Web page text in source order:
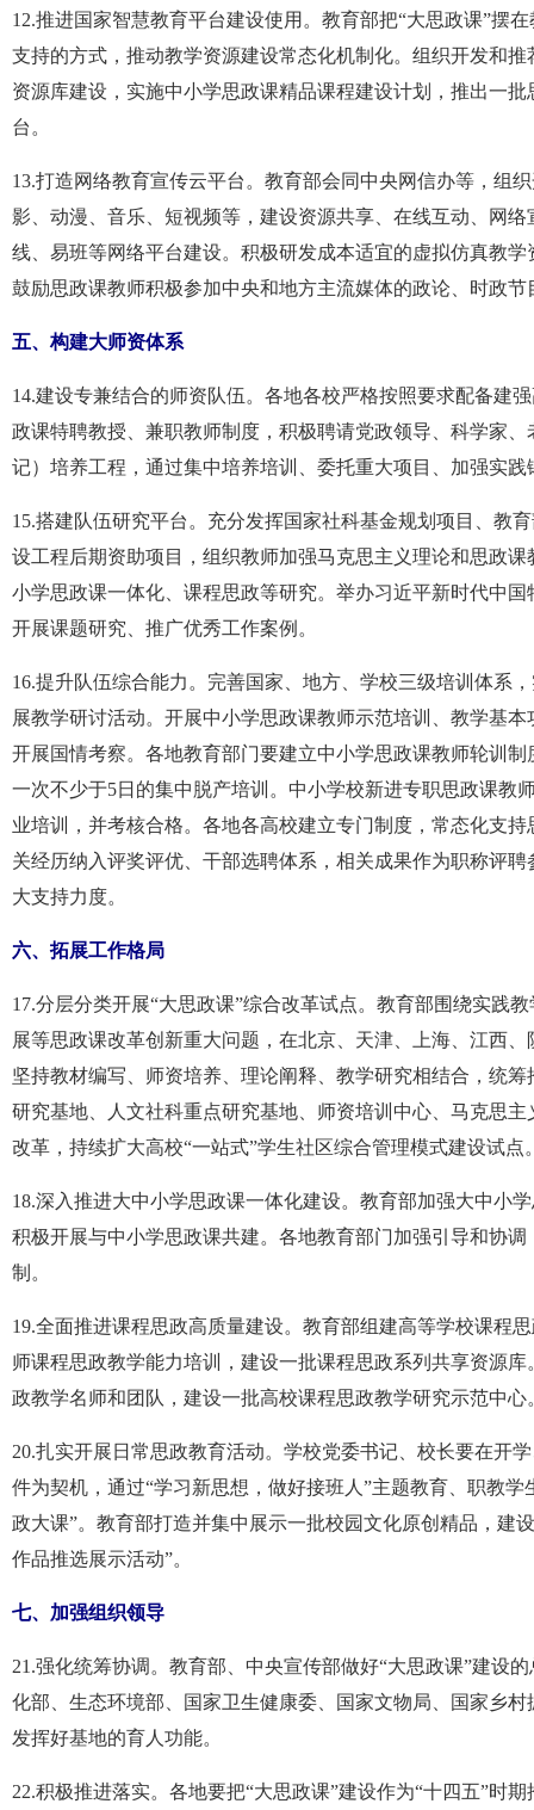
12.推进国家智慧教育平台建设使用。教育部把“大思政课”摆
支持的方式，推动教学资源建设常态化机制化。组织开发和
资源库建设，实施中小学思政课精品课程建设计划，推出一
台。
13.打造网络教育宣传云平台。教育部会同中央网信办等，组
影、动漫、音乐、短视频等，建设资源共享、在线互动、网
线、易班等网络平台建设。积极研发成本适宜的虚拟仿真教
鼓励思政课教师积极参加中央和地方主流媒体的政论、时政
五、构建大师资体系
14.建设专兼结合的师资队伍。各地各校严格按照要求配备建
政课特聘教授、兼职教师制度，积极聘请党政领导、科学家
记）培养工程，通过集中培养培训、委托重大项目、加强实
15.搭建队伍研究平台。充分发挥国家社科基金规划项目、教
设工程后期资助项目，组织教师加强马克思主义理论和思政
小学思政课一体化、课程思政等研究。举办习近平新时代中
开展课题研究、推广优秀工作案例。
16.提升队伍综合能力。完善国家、地方、学校三级培训体系
展教学研讨活动。开展中小学思政课教师示范培训、教学基
开展国情考察。各地教育部门要建立中小学思政课教师轮训
一次不少于5日的集中脱产培训。中小学校新进专职思政课教
业培训，并考核合格。各地各高校建立专门制度，常态化支
关经历纳入评奖评优、干部选聘体系，相关成果作为职称评
大支持力度。
六、拓展工作格局
17.分层分类开展“大思政课”综合改革试点。教育部围绕实践
展等思政课改革创新重大问题，在北京、天津、上海、江西
坚持教材编写、师资培养、理论阐释、教学研究相结合，统
研究基地、人文社科重点研究基地、师资培训中心、马克思
改革，持续扩大高校“一站式”学生社区综合管理模式建设试点
18.深入推进大中小学思政课一体化建设。教育部加强大中小
积极开展与中小学思政课共建。各地教育部门加强引导和协
制。
19.全面推进课程思政高质量建设。教育部组建高等学校课程
师课程思政教学能力培训，建设一批课程思政系列共享资源
政教学名师和团队，建设一批高校课程思政教学研究示范中
20.扎实开展日常思政教育活动。学校党委书记、校长要在开
件为契机，通过“学习新思想，做好接班人”主题教育、职教
政大课”。教育部打造并集中展示一批校园文化原创精品，建
作品推选展示活动”。
七、加强组织领导
21.强化统筹协调。教育部、中央宣传部做好“大思政课”建设
化部、生态环境部、国家卫生健康委、国家文物局、国家乡
发挥好基地的育人功能。
22.积极推进落实。各地要把“大思政课”建设作为“十四五”时